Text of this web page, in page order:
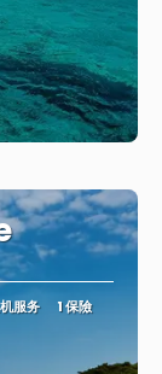
服务 1 保險